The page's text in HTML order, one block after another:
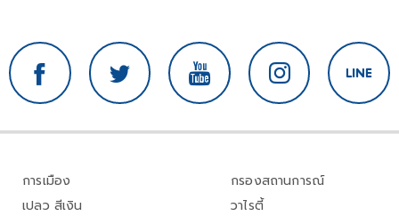
การเมือง
เปลว สีเงิน
กรองสถานการณ์
วาไรตี้